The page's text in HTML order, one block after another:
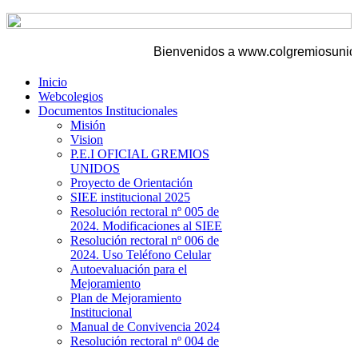
Bienvenidos a
Inicio
Webcolegios
Documentos Institucionales
Misión
Vision
P.E.I OFICIAL GREMIOS
UNIDOS
Proyecto de Orientación
SIEE institucional 2025
Resolución rectoral nº 005 de
2024. Modificaciones al SIEE
Resolución rectoral nº 006 de
2024. Uso Teléfono Celular
Autoevaluación para el
Mejoramiento
Plan de Mejoramiento
Institucional
Manual de Convivencia 2024
Resolución rectoral nº 004 de